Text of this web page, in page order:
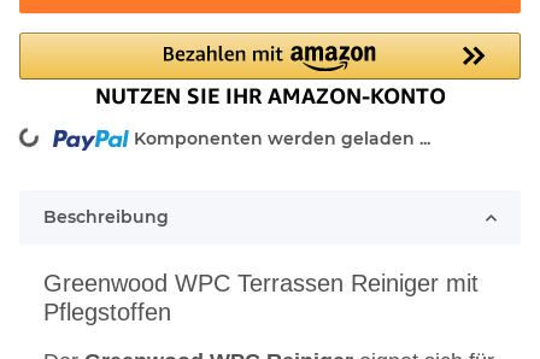
Komponenten werden geladen ...
Beschreibung
Greenwood WPC Terrassen Reiniger mit
Pflegstoffen